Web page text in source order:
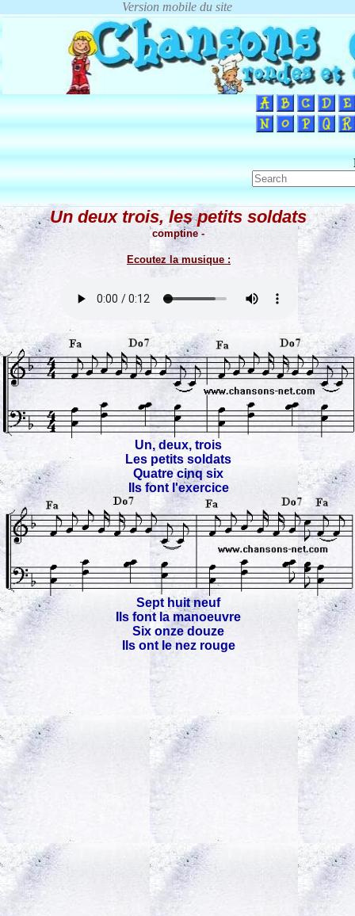
Un deux trois, les petits soldats
comptine -
Ecoutez la musique :
Un, deux, trois
Les petits soldats
Quatre cinq six
Ils font l'exercice
Sept huit neuf
Ils font la manoeuvre
Six onze douze
Ils ont le nez rouge